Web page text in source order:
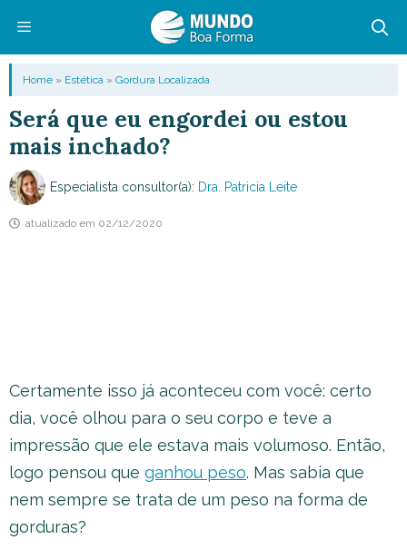
conteúdo
Menu
Home » Estética » Gordura Localizada
Será que eu engordei ou estou
mais inchado?
Especialista consultor(a): Dra. Patricia Leite
atualizado em 02/12/2020
Certamente isso já aconteceu com você: certo
dia, você olhou para o seu corpo e teve a
impressão que ele estava mais volumoso. Então,
logo pensou que ganhou peso. Mas sabia que
nem sempre se trata de um peso na forma de
gorduras?